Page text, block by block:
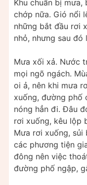
Khu chuẩn bị
chớp nữa. Gió nổi
những bắt đầu rơi
nhỏ, nhưng sau đó
Mưa xối xả. Nước
mọi ngõ ngách.
oi ả, nên khi mưa
xuống, đường phố
nóng hẳn đi. Đâu
rơi xuống, kêu lộp
Mưa rơi xuống,
các phương tiện
đông nên việc
đường phố ngập,